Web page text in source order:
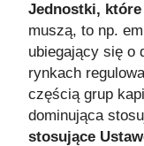
Jednostki, które
muszą, to np.
ubiegający się o
rynkach
częścią grup
dominująca
stosujące